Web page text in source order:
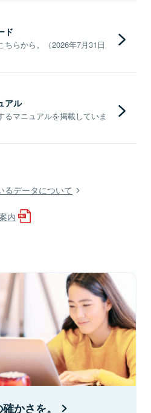
ド
らから。（2026年7月31日
アル
マニュアルを掲載していま
るデータについて
内
かさを。